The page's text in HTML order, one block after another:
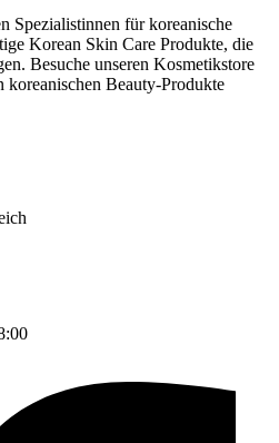
Spezialistinnen für koreanische
Korean Skin Care Produkte, die
Besuche unseren Kosmetikstore
koreanischen Beauty-Produkte